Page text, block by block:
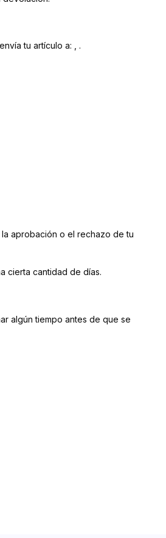
tu artículo a: , .
aprobación o el rechazo de tu
cierta cantidad de días.
algún tiempo antes de que se